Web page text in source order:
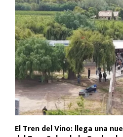
El Tren del Vino: llega una